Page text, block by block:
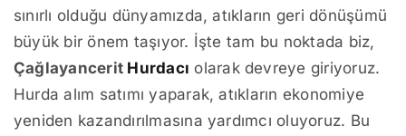
sınırlı olduğu dünyamızda, atıkların geri dönüşümü
büyük bir önem taşıyor. İşte tam bu noktada biz,
Çağlayancerit Hurdacı olarak devreye giriyoruz.
Hurda alım satımı yaparak, atıkların ekonomiye
yeniden kazandırılmasına yardımcı oluyoruz. Bu